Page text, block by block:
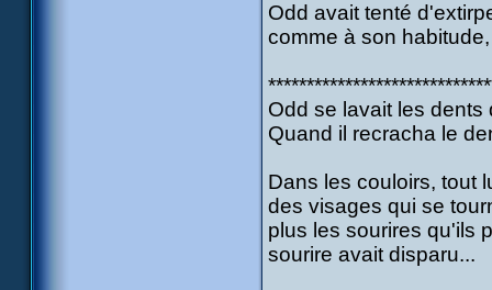
Odd avait tenté
comme à son
Odd se lavait les
Quand il recracha le
Dans les couloirs, tout
des visages qui se
plus les sourires qu'ils
sourire avait disparu...